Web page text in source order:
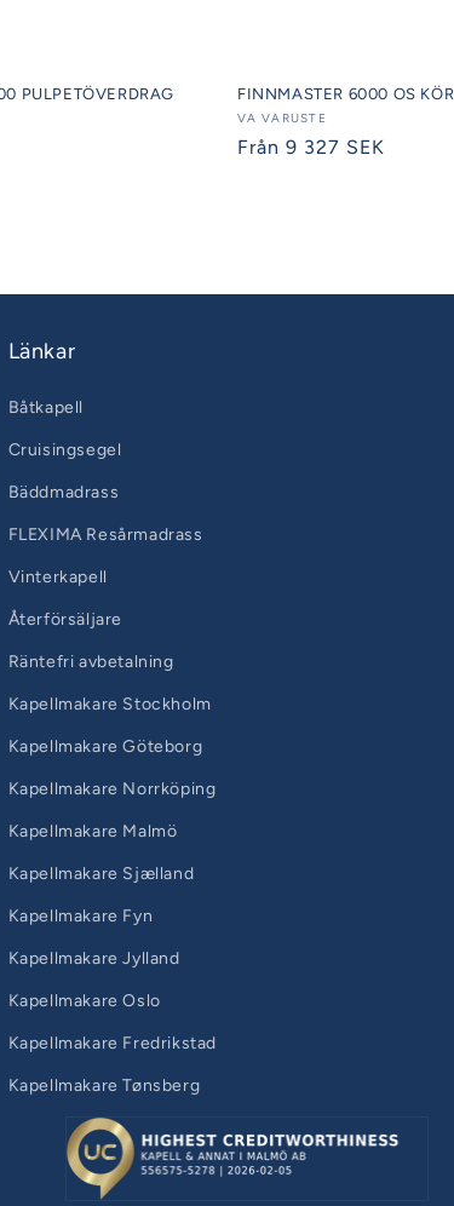
PULPETÖVERDRAG FINNMASTER 6000 OS
Säljare:
VA VARUSTE
Ordinarie
Från 9 327 SEK
Länkar
Båtkapell
Cruisingsegel
Bäddmadrass
FLEXIMA Resårmadrass
Vinterkapell
Återförsäljare
Räntefri avbetalning
Kapellmakare Stockholm
Kapellmakare Göteborg
Kapellmakare Norrköping
Kapellmakare Malmö
Kapellmakare Sjælland
Kapellmakare Fyn
Kapellmakare Jylland
Kapellmakare Oslo
Kapellmakare Fredrikstad
Kapellmakare Tønsberg